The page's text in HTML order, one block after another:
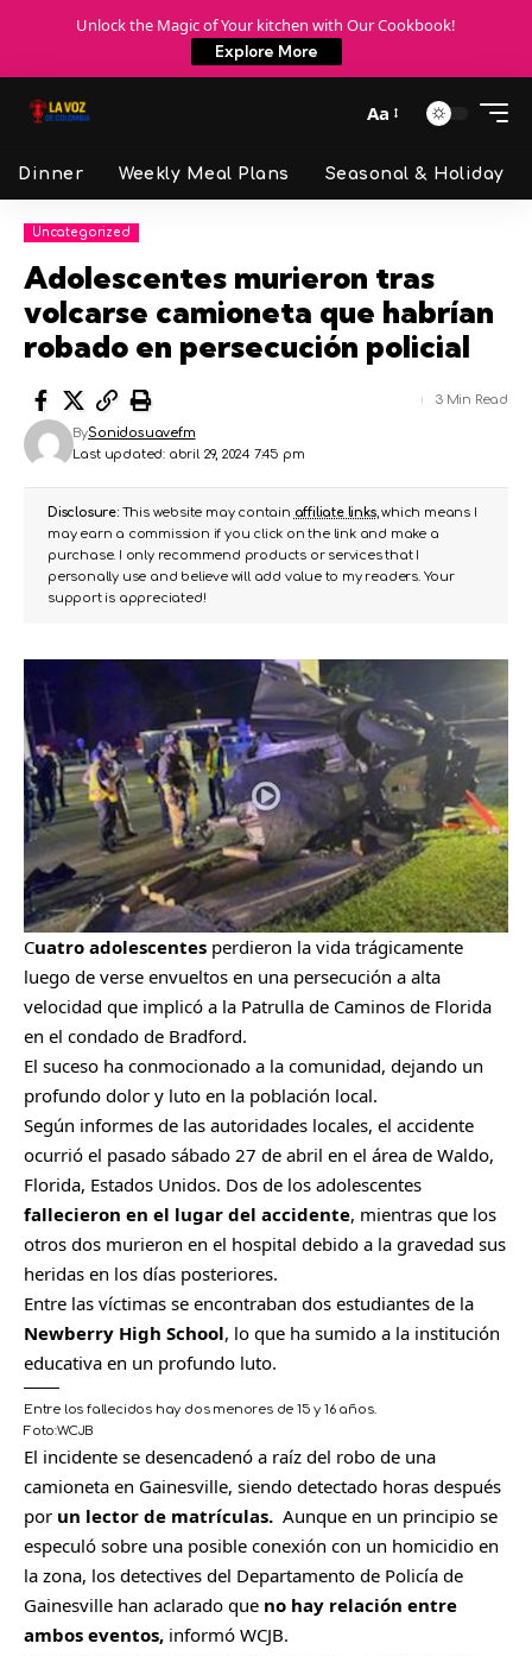
Unlock the Magic of Your kitchen with Our Cookbook!
Explore More
Aa
Dinner Weekly Meal Plans Seasonal & Holiday
Uncategorized
Adolescentes murieron tras
volcarse camioneta que habrían
robado en persecución policial
Last updated: abril 29, 2024 7:45 pm
BySonidosuavefm
3 Min Read
Disclosure:This website may contain affiliate links, which means I
may earn a commission if you click on the link and make a
purchase. I only recommend products or services that I
personally use and believe will add value to my readers. Your
support is appreciated!
Cuatro adolescentes perdieron la vida trágicamente
luego de verse envueltos en una persecución a alta
velocidad que implicó a la Patrulla de Caminos de Florida
en el condado de Bradford.
El suceso ha conmocionado a la comunidad, dejando un
profundo dolor y luto en la población local.
Según informes de las autoridades locales, el accidente
ocurrió el pasado sábado 27 de abril en el área de Waldo,
Florida, Estados Unidos. Dos de los adolescentes
fallecieron en el lugar del accidente, mientras que los
otros dos murieron en el hospital debido a la gravedad sus
heridas en los días posteriores.
Entre las víctimas se encontraban dos estudiantes de la
Newberry High School, lo que ha sumido a la institución
educativa en un profundo luto.
Entre los fallecidos hay dos menores de 15 y 16 años.
Foto:WCJB
C
o
m
p
a
r
t
El incidente se desencadenó a raíz del robo de una
camioneta en Gainesville, siendo detectado horas después
por un lector de matrículas. Aunque en un principio se
especuló sobre una posible conexión con un homicidio en
la zona, los detectives del Departamento de Policía de
Gainesville han aclarado que no hay relación entre
ambos eventos, informó WCJB.